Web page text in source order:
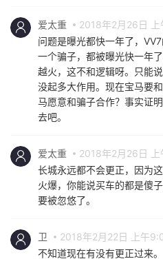
爱太重
2018年2月26日 上
问题是曝光都快一年了，
一个骗子，都被曝光快一年
越火，这不和逻辑呀。只能
没起多大作用。现在宝马要
马愿意和骗子合作？事实证
去吧。
爱太重
2018年2月26日 上
长城永远都不会更正，因为
火爆，你能说买车的都是傻
要被忽悠了。
卫
2018年2月22日 上午
不知道现在有没有更正过来。